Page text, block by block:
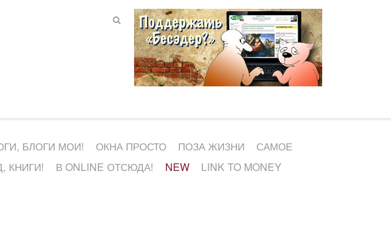
БЛОГИ МОИ! ОКНА ПРОСТО ПОЗА ЖИЗНИ
САМОЕ
КНИГИ! В ONLINE ОТСЮДА! NEW LINK TO MONEY